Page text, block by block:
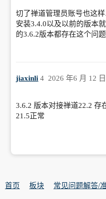
切了禅道管理员账号也这
安装3.4.0以及以前的版本
的3.6.2版本都存在这个问题
jiaxinli 2026 年6 月 12
4
3.6.2 版本对接禅道22.2 存
21.5正常
首页 板块 常见问题解答/